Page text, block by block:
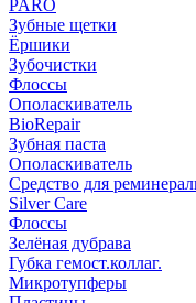
PARO
Зубные щетки
Ёршики
Зубочистки
Флоссы
Ополаскиватель
BioRepair
Зубная паста
Ополаскиватель
Средство для
Silver Care
Флоссы
Зелёная дубрава
Губка гемост.коллаг.
Микротупферы